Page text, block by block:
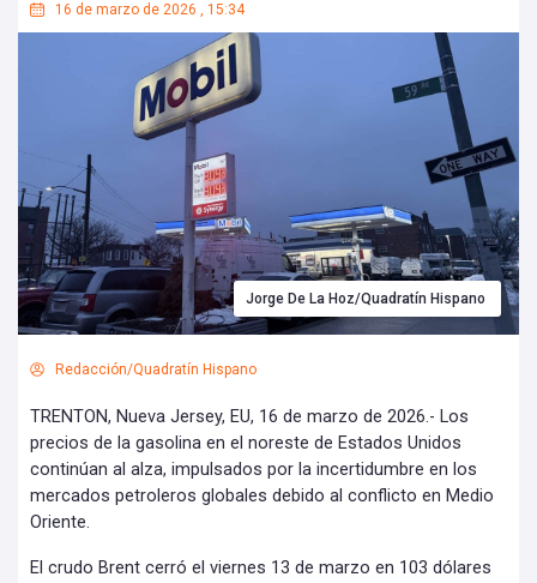
16 de marzo de 2026 , 15:34
Jorge De La Hoz/Quadratín Hispano
Redacción/Quadratín Hispano
TRENTON, Nueva Jersey, EU, 16 de marzo de 2026.- Los
precios de la gasolina en el noreste de Estados Unidos
continúan al alza, impulsados por la incertidumbre en los
mercados petroleros globales debido al conflicto en Medio
Oriente.
El crudo Brent cerró el viernes 13 de marzo en 103 dólares